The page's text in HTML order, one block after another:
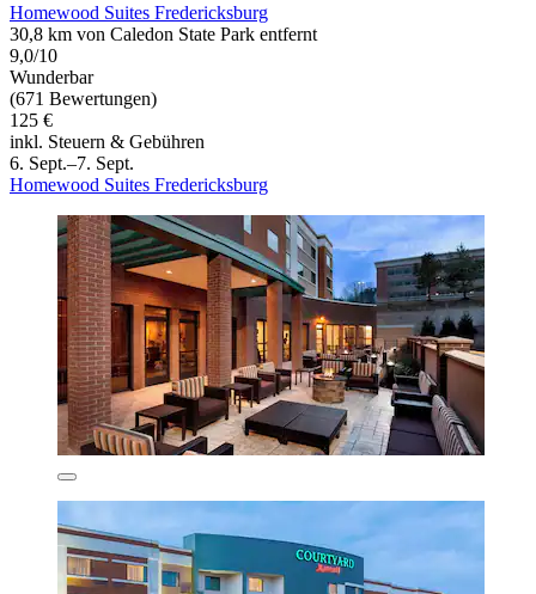
Homewood Suites Fredericksburg
30,8 km von Caledon State Park entfernt
9,0/10
Wunderbar
(671 Bewertungen)
125 €
inkl. Steuern & Gebühren
6. Sept.–7. Sept.
Homewood Suites Fredericksburg